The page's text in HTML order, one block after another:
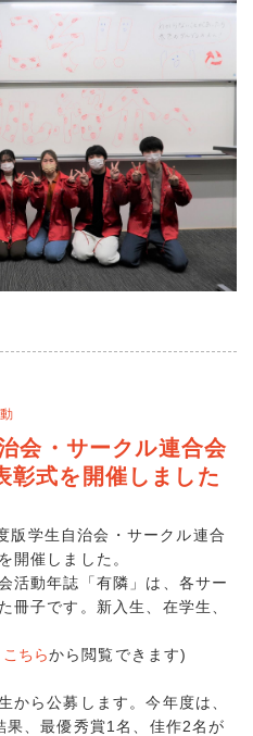
会・サークル連合会
彰式を開催しました
学生自治会・サークル連合
開催しました。
活動年誌「有隣」は、各サー
冊子です。新入生、在学生、
こちらから閲覧できます)
ら公募します。今年度は、
、最優秀賞1名、佳作2名が